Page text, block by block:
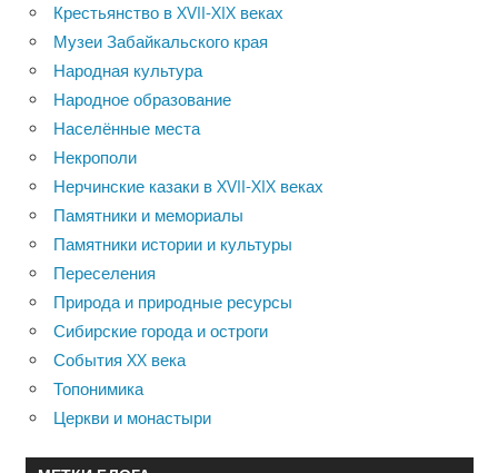
Крестьянство в XVII-XIX веках
Музеи Забайкальского края
Народная культура
Народное образование
Населённые места
Некрополи
Нерчинские казаки в XVII-XIX веках
Памятники и мемориалы
Памятники истории и культуры
Переселения
Природа и природные ресурсы
Сибирские города и остроги
События XX века
Топонимика
Церкви и монастыри